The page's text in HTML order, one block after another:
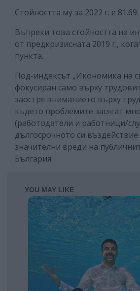
Стойността му за 2022 г. е 81.69.
Въпреки това стойността на
от предкризисната 2019 г.,
пункта.
Под-индексът „Икономика на
фокусиран само върху
заостря вниманието върху
където проблемите засягат
(работодатели и работници/
дългосрочното си въздействие
значителни вреди на
България.